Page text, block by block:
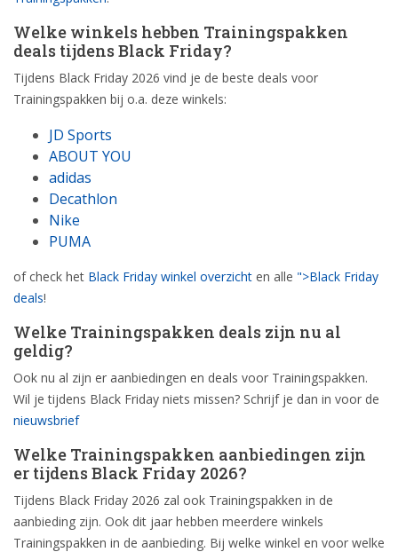
Welke winkels hebben Trainingspakken
deals tijdens Black Friday?
Tijdens Black Friday 2026 vind je de beste deals voor
Trainingspakken bij o.a. deze winkels:
JD Sports
ABOUT YOU
adidas
Decathlon
Nike
PUMA
of check het Black Friday winkel overzicht en alle ">Black Friday
deals!
Welke Trainingspakken deals zijn nu al
geldig?
Ook nu al zijn er aanbiedingen en deals voor Trainingspakken.
Wil je tijdens Black Friday niets missen? Schrijf je dan in voor de
nieuwsbrief
Welke Trainingspakken aanbiedingen zijn
er tijdens Black Friday 2026?
Tijdens Black Friday 2026 zal ook Trainingspakken in de
aanbieding zijn. Ook dit jaar hebben meerdere winkels
Trainingspakken in de aanbieding. Bij welke winkel en voor welke